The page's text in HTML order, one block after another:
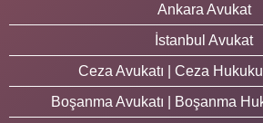
Ankara Avukat
İstanbul Avukat
Ceza Avukatı | Ceza
Boşanma Avukatı | Boşanma